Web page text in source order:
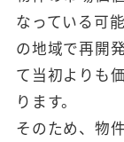
なっている可
の地域で再開
て当初よりも
ります。
そのため、物